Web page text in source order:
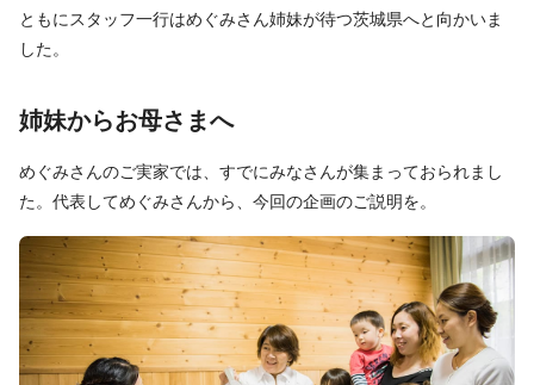
ともにスタッフ一行はめぐみさん姉妹が待つ茨城県へと向かいま
した。
姉妹からお母さまへ
めぐみさんのご実家では、すでにみなさんが集まっておられまし
た。代表してめぐみさんから、今回の企画のご説明を。